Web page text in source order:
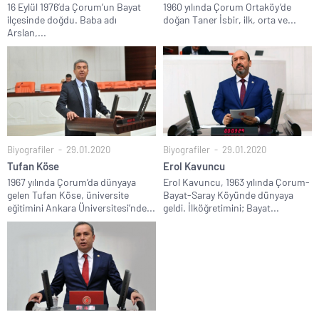
16 Eylül 1976’da Çorum’un Bayat
ilçesinde doğdu. Baba adı
Arslan,...
1960 yılında Çorum Ortaköy’de
doğan Taner İsbir, ilk, orta ve...
Biyografiler 29.01.2020
Tufan Köse
1967 yılında Çorum’da dünyaya
gelen Tufan Köse, üniversite
eğitimini Ankara Üniversitesi’nde...
Biyografiler 29.01.2020
Erol Kavuncu
Erol Kavuncu, 1963 yılında Çorum-
Bayat-Saray Köyünde dünyaya
geldi. İlköğretimini; Bayat...